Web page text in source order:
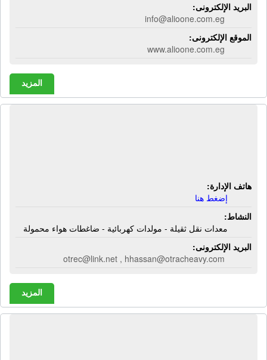
البريد الإلكترونى:
info@alioone.com.eg
الموقع الإلكترونى:
www.alioone.com.eg
المزيد
هاتف الإدارة:
إضغط هنا
النشاط:
معدات نقل ثقيلة - مولدات كهربائية - ضاغطات هواء محمولة
البريد الإلكترونى:
otrec@link.net , hhassan@otracheavy.com
المزيد